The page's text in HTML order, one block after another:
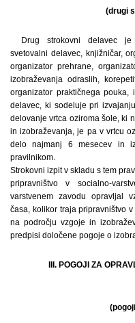
(drugi
Drug strokovni delavec je
svetovalni delavec, knjižničar,
organizator prehrane,
izobraževanja odraslih,
organizator praktičnega pouka,
delavec, ki sodeluje pri
delovanje vrtca oziroma šole, ki
in izobraževanja, je pa v vrtcu
delo najmanj 6 mesecev in
pravilnikom.
Strokovni izpit v skladu s tem
pripravništvo v socialno-
varstvenem zavodu opravljal
časa, kolikor traja pripravništvo
na področju vzgoje in
predpisi določene pogoje o
III. POGOJI ZA